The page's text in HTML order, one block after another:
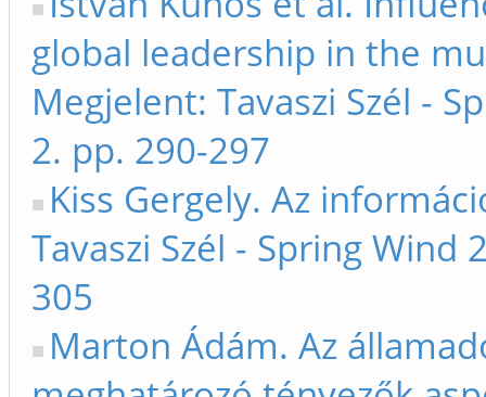
global leadership in the
Megjelent: Tavaszi Szél -
2. pp. 290-297
Kiss Gergely. Az
Tavaszi Szél - Spring
305
Marton Ádám. Az